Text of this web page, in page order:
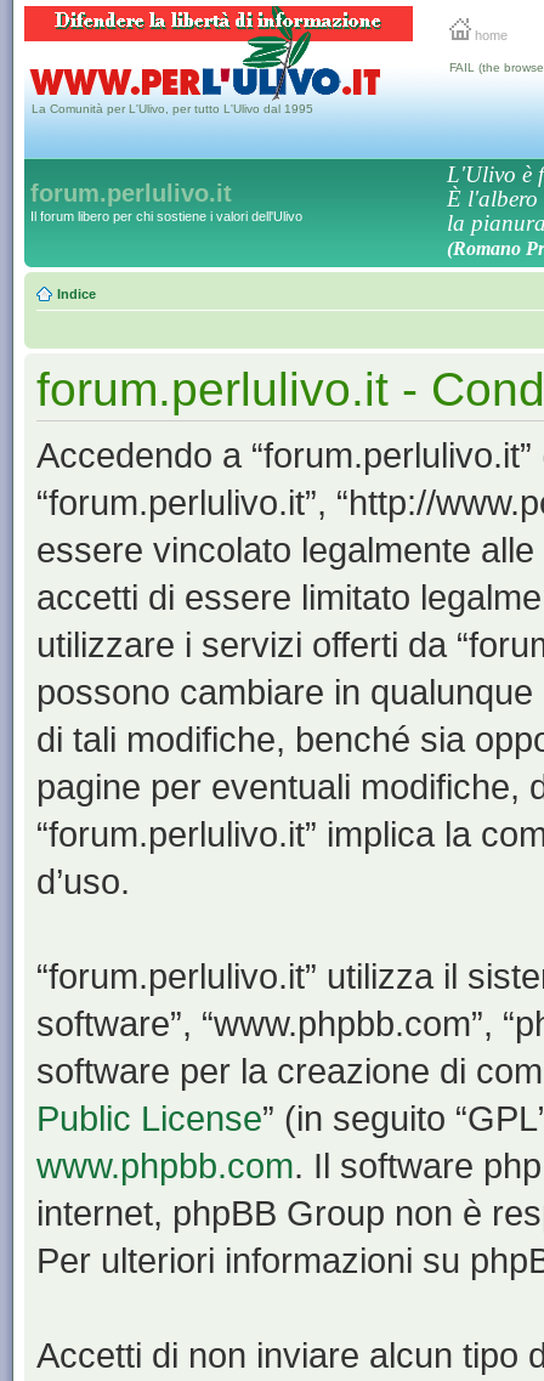
home
La Comunità per L'Ulivo, per tutto L'Ulivo dal 1995
FAIL (the
forum.perlulivo.it
Il forum libero per chi sostiene i valori dell'Ulivo
L'Ulivo è
È l'albero
la
(Romano
Indice
forum.perlulivo.it -
Accedendo a “forum.perlulivo.it”
“forum.perlulivo.it”, “http://
essere vincolato legalmente
accetti di essere limitato
utilizzare i servizi offerti da
possono cambiare in
di tali modifiche, benché sia
pagine per eventuali modifiche,
“forum.perlulivo.it” implica la
d’uso.
“forum.perlulivo.it” utilizza il
software”, “www.phpbb.com”,
software per la creazione di
Public License” (in seguito
www.phpbb.com. Il software
internet, phpBB Group non è
Per ulteriori informazioni su
Accetti di non inviare alcun tipo